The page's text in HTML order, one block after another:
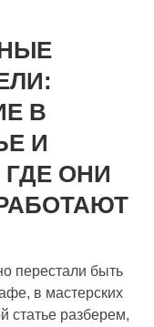
В
И
ОНИ
перестали быть
в мастерских
статье разберем,